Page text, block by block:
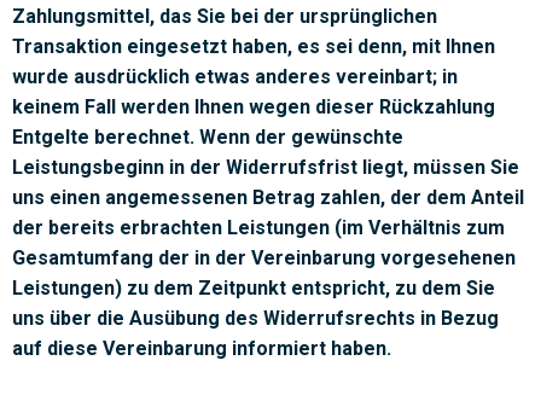
Zahlungsmittel, das Sie bei der ursprünglichen
Transaktion eingesetzt haben, es sei denn, mit Ihnen
wurde ausdrücklich etwas anderes vereinbart; in
keinem Fall werden Ihnen wegen dieser Rückzahlung
Entgelte berechnet. Wenn der gewünschte
Leistungsbeginn in der Widerrufsfrist liegt, müssen Sie
uns einen angemessenen Betrag zahlen, der dem Anteil
der bereits erbrachten Leistungen (im Verhältnis zum
Gesamtumfang der in der Vereinbarung vorgesehenen
Leistungen) zu dem Zeitpunkt entspricht, zu dem Sie
uns über die Ausübung des Widerrufsrechts in Bezug
auf diese Vereinbarung informiert haben.